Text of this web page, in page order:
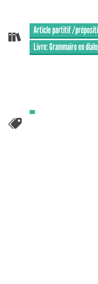
Article partitif /
Livre: Grammaire en